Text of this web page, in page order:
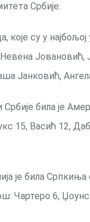
Србије.
које су у
Јовановић,
Јанковић,
Србије била је
15, Васић 12,
је била
Чартеро 6,